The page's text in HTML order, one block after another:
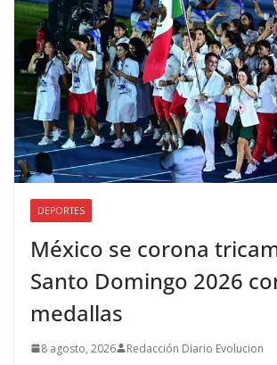
DEPORTES
México se corona
Santo Domingo 2026
medallas
8 agosto, 2026 Redacción Diario Evolucion